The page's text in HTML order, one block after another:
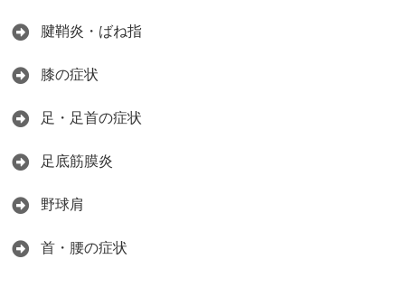
腱鞘炎・ばね指
膝の症状
足・足首の症状
足底筋膜炎
野球肩
首・腰の症状